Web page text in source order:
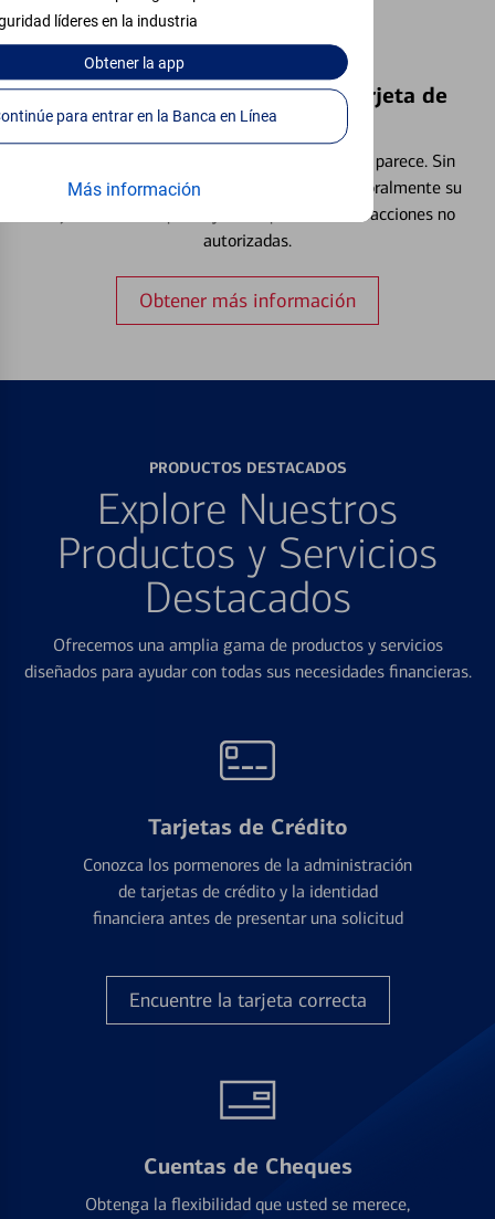
líderes en la industria
Obtenerla app
Continúe para entrar en la Banca en Línea
Más información
Bloquear y Desbloquear una Tarjeta de
Débito⁴
Extraviar una tarjeta es más común de lo que parece. Sin
embargo, puede bloquear y desbloquear temporalmente su
tarjeta de débito para ayudar a prevenir transacciones no
autorizadas.
Obtener más información
PRODUCTOS DESTACADOS
Explore Nuestros
Productos y Servicios
Destacados
Ofrecemos una amplia gama de productos y servicios
diseñados para ayudar con todas sus necesidades financieras.
Tarjetas de Crédito
Conozca los pormenores de la administración
de tarjetas de crédito y la identidad
financiera antes de presentar una solicitud
Encuentre la tarjeta correcta
Cuentas de Cheques
Obtenga la flexibilidad que usted se merece,